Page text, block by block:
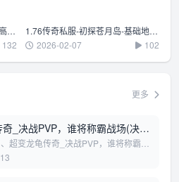
新开热血传奇私服-苍月岛进阶-高级BOSS打法与团队配合
132
1.76传奇私服-初探苍月岛-基础地形与新手生存指南
2026-02-07
102
更多
_决战PVP，谁将称霸战场(决战
龟传奇_策略与技巧全解析)
超变龙龟传奇_决战PVP，谁将称霸战
，超变龙龟传奇_策略与技巧全解析超
战PVP，谁将称霸战场在《...